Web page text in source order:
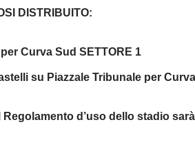
DISTRIBUITO:
Curva Sud SETTORE 1
su Piazzale Tribunale per
d’uso dello stadio